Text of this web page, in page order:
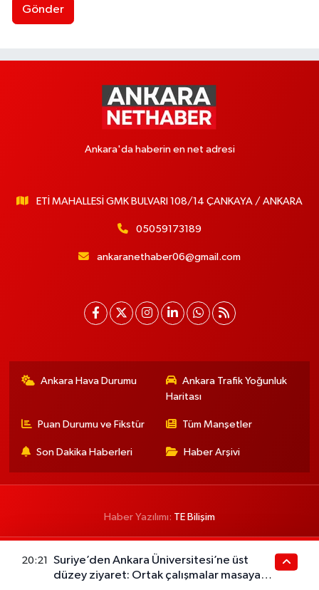
Gönder
Ankara'da haberin en net adresi
ETİ MAHALLESİ GMK BULVARI 108/14 ÇANKAYA / ANKARA
05059173189
ankaranethaber06@gmail.com
Ankara Hava Durumu
Ankara Trafik Yoğunluk
Haritası
Puan Durumu ve Fikstür Tüm Manşetler
Son Dakika Haberleri Haber Arşivi
Haber Yazılımı: TE Bilişim
20:21
Suriye’den Ankara Üniversitesi’ne üst
düzey ziyaret: Ortak çalışmalar masaya